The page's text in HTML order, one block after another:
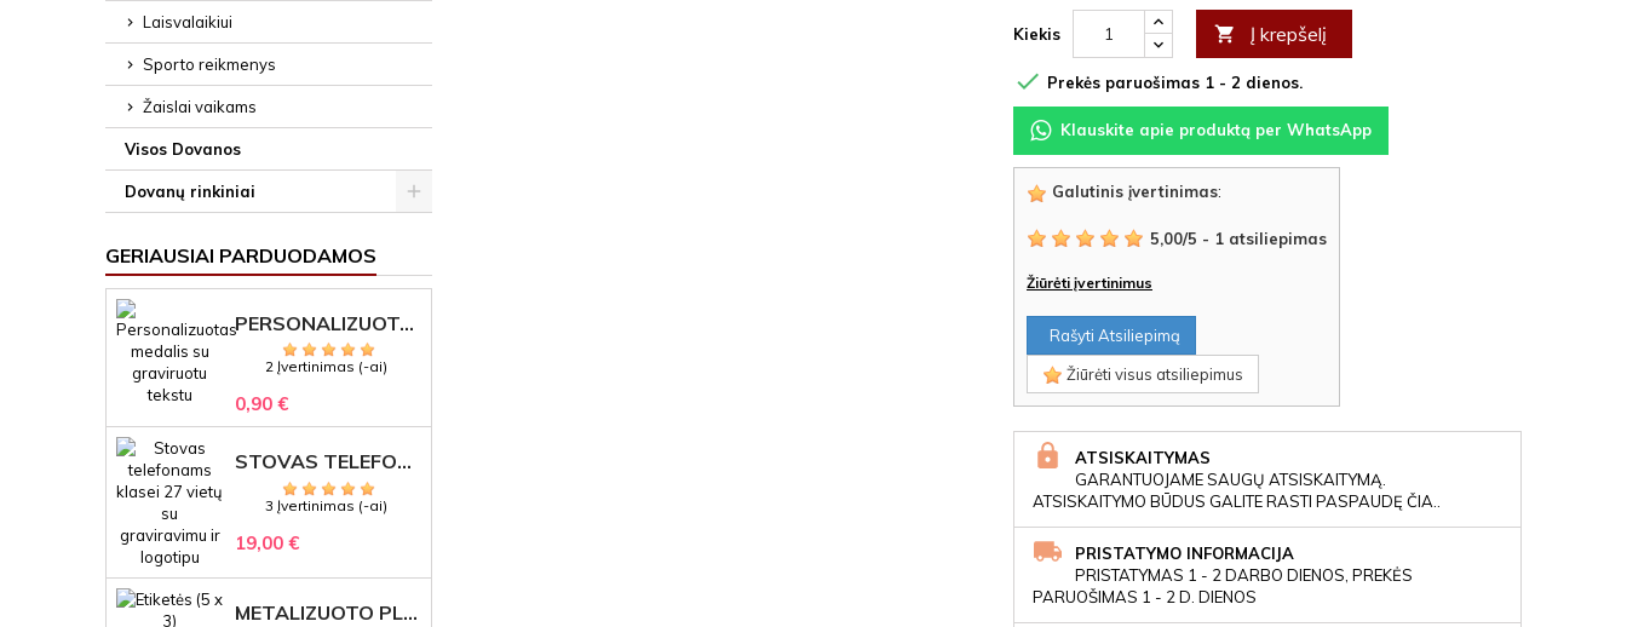
Laisvalaikiui
Sporto reikmenys
Žaislai vaikams
Visos Dovanos
Dovanų rinkiniai
GERIAUSIAI PARDUODAMOS
PERSONALIZUOTAS MEDALIS "1" SU GRAVIRUOTU TEKSTU
2 Įvertinimas (-ai)
0,90 €
STOVAS TELEFONAMS KLASEI (27 VIETOS) – GRAVIRUOJAMAS ORGANIZATORIUS
3 Įvertinimas (-ai)
19,00 €
METALIZUOTO PLASTIKO ETIKETĖS SU GRAVIRUOTU TEKSTU -LOGOTIPU
Kiekis  Į krepšelį
 Prekės paruošimas 1 - 2 dienos.
Klauskite apie produktą per WhatsApp
Galutinis įvertinimas:
5,00/5 - 1 atsiliepimas
Žiūrėti įvertinimus
Rašyti Atsiliepimą
Žiūrėti visus atsiliepimus
ATSISKAITYMAS
GARANTUOJAME SAUGŲ ATSISKAITYMĄ.
ATSISKAITYMO BŪDUS GALITE RASTI PASPAUDĘ ČIA..
PRISTATYMO INFORMACIJA
PRISTATYMAS 1 - 2 DARBO DIENOS, PREKĖS
PARUOŠIMAS 1 - 2 D. DIENOS